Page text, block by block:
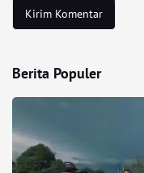
Berita Populer